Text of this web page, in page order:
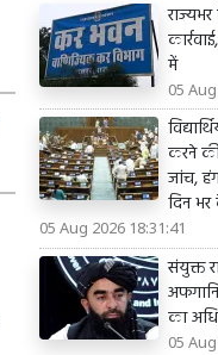
में
05
करने
जांच,
दिन
05 Aug 2026 18:31:41
संयुक्त
का
05